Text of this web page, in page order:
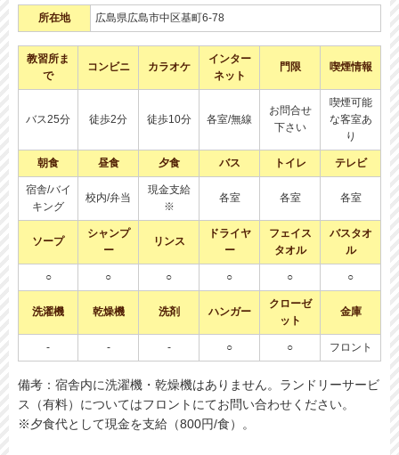
所在地 広島県広島市中区基町6-78
教習所ま
で
コンビニ カラオケ
インター
ネット
門限 喫煙情報
バス25分 徒歩2分 徒歩10分 各室/無線
お問合せ
下さい
喫煙可能
な客室あ
り
朝食 昼食 夕食 バス トイレ テレビ
宿舎/バイ
キング
校内/弁当
現金支給
※
各室 各室 各室
ソープ
シャンプ
ー
リンス
ドライヤ
ー
フェイス
タオル
バスタオ
ル
○ ○ ○ ○ ○ ○
洗濯機 乾燥機 洗剤 ハンガー
クローゼ
ット
金庫
- - - ○ ○ フロント
備考：宿舎内に洗濯機・乾燥機はありません。ランドリーサービ
ス（有料）についてはフロントにてお問い合わせください。
※夕食代として現金を支給（800円/食）。